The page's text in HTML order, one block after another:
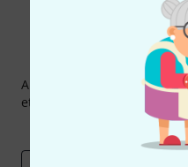
Abonniere den Thomann
etwas Glück einen von
50
Inspirierende Beiträge